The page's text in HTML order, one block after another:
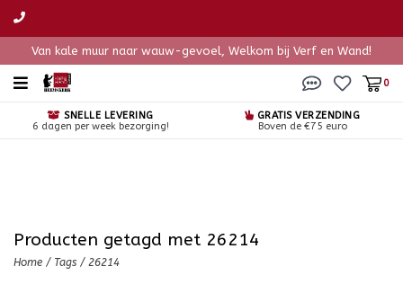
Van kale muur naar wauw-gevoel, Welkom bij Verf en Wand!
0
SNELLE LEVERING
6 dagen per week bezorging!
GRATIS VERZENDING
Boven de €75 euro
Producten getagd met 26214
Home / Tags / 26214